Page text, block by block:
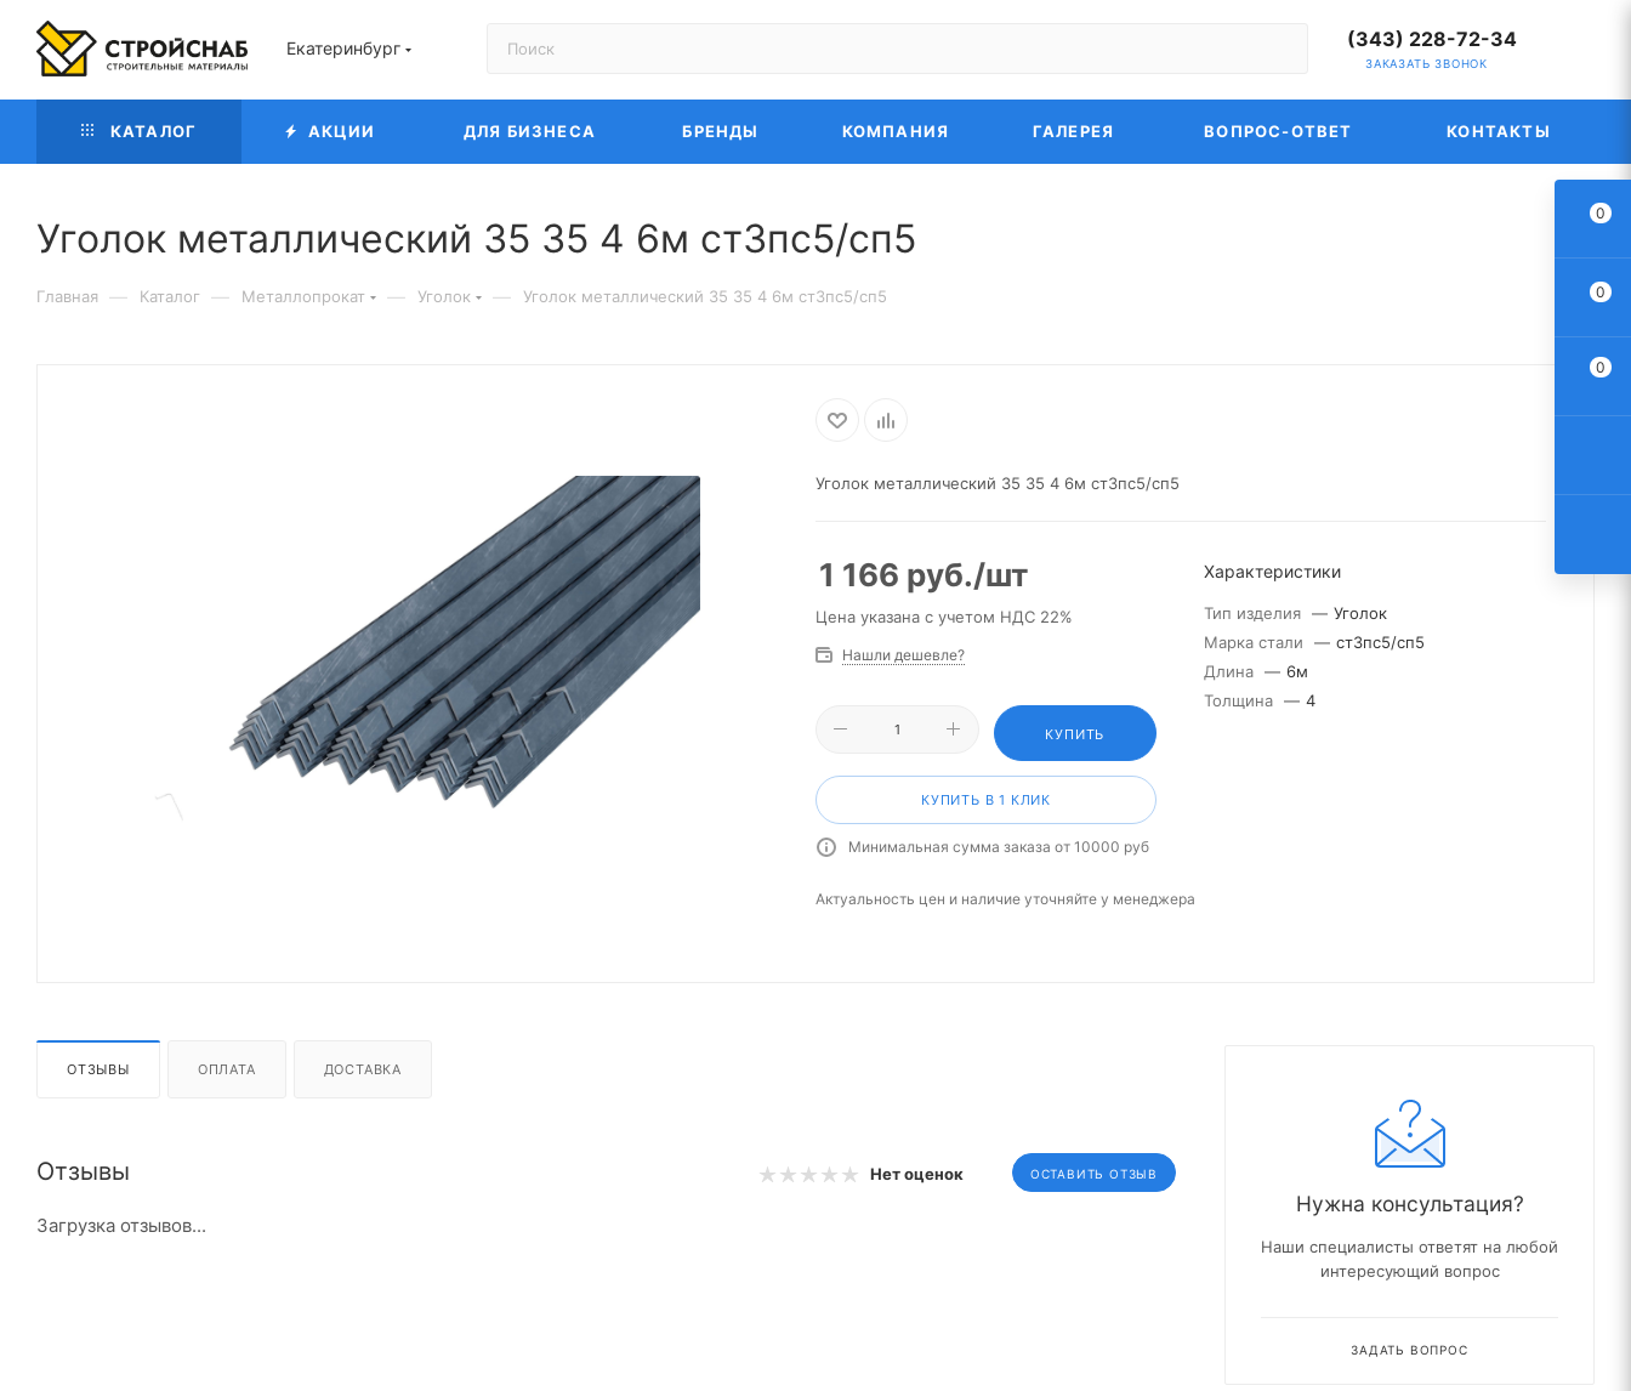
Екатеринбург (343) 228-72-34
ЗАКАЗАТЬ ЗВОНОК
КАТАЛОГ АКЦИИ ДЛЯ БИЗНЕСА БРЕНДЫ КОМПАНИЯ ГАЛЕРЕЯ ВОПРОС-ОТВЕТ КОНТАКТЫ
Уголок металлический 35 35 4 6м ст3пс5/сп5
Главная — Каталог — Металлопрокат — Уголок — Уголок металлический 35 35 4 6м ст3пс5/сп5
Уголок металлический 35 35 4 6м ст3пс5/сп5
1 166 руб./шт
Цена указана с учетом НДС 22%
Нашли дешевле?
КУПИТЬ
КУПИТЬ В 1 КЛИК
Минимальная сумма заказа от 10000 руб
Характеристики
Тип изделия — Уголок
Марка стали
— ст3пс5/сп5
Длина — 6м
Толщина — 4
Актуальность цен и наличие уточняйте у менеджера
ОТЗЫВЫ ОПЛАТА ДОСТАВКА
Отзывы Нет оценок ОСТАВИТЬ ОТЗЫВ
Загрузка отзывов...
Нужна консультация?
Наши специалисты ответят на любой
интересующий вопрос
ЗАДАТЬ ВОПРОС
0
0
0